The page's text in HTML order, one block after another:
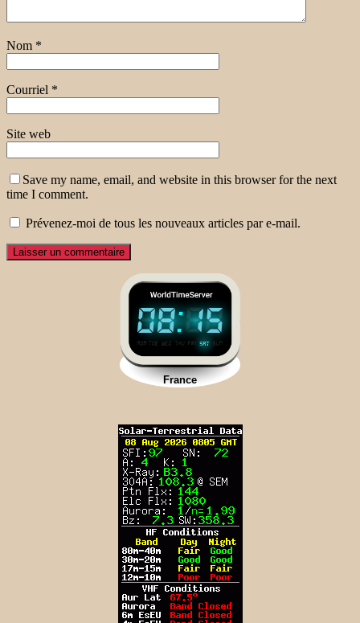
Nom *
Courriel *
Site web
Save my name, email, and website in this browser for the next
time I comment.
Prévenez-moi de tous les nouveaux articles par e-mail.